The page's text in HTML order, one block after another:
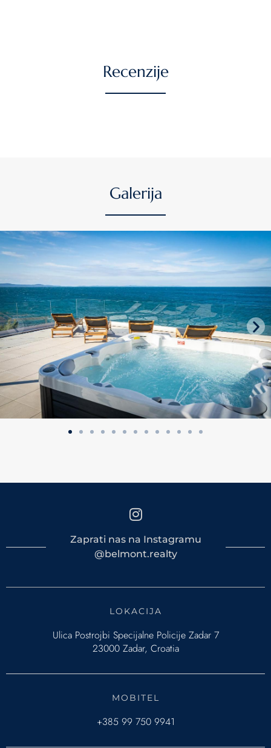
Recenzije
Galerija
Zaprati nas na Instagramu
@belmont.realty
MOBITEL
+385 99 750 9941
LOKACIJA
Ulica Postrojbi Specijalne Policije Zadar 7
23000 Zadar, Croatia